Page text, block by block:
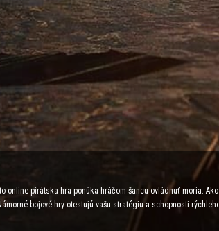
online pirátska hra ponúka hráčom šancu ovládnuť moria.
bojové hry otestujú vašu stratégiu a schopnosti